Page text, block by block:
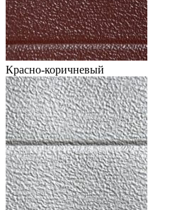
Красно-коричневый